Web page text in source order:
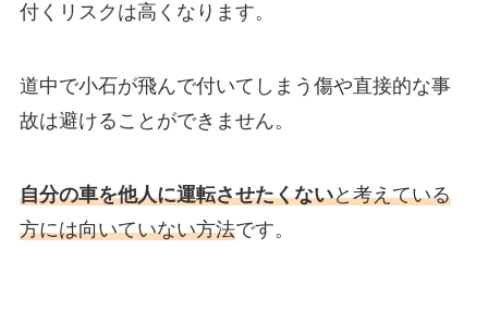
付くリスクは高くなります。
道中で小石が飛んで付いてしまう傷や直接的な事
故は避けることができません。
自分の車を他人に運転させたくないと考えている
方には向いていない方法です。